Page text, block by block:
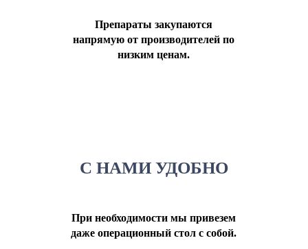
Препараты закупаются
напрямую от производителей по
низким ценам.
С НАМИ УДОБНО
При необходимости мы привезем
даже операционный стол с собой.